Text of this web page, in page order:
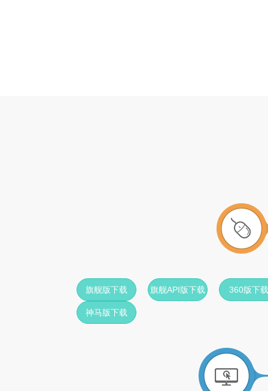
旗舰版下载 旗舰API版下载 360版下载
神马版下载